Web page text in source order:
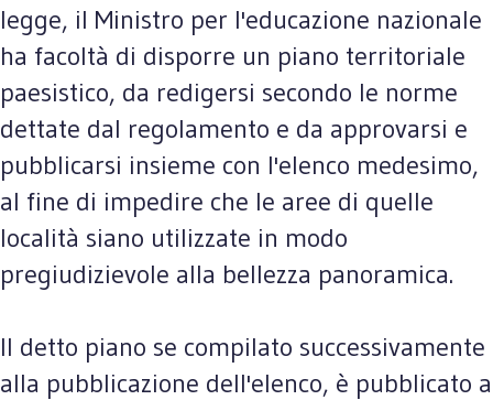
legge, il Ministro per l'educazione nazionale
ha facoltà di disporre un piano territoriale
paesistico, da redigersi secondo le norme
dettate dal regolamento e da approvarsi e
pubblicarsi insieme con l'elenco medesimo,
al fine di impedire che le aree di quelle
località siano utilizzate in modo
pregiudizievole alla bellezza panoramica.
Il detto piano se compilato successivamente
alla pubblicazione dell'elenco, è pubblicato a